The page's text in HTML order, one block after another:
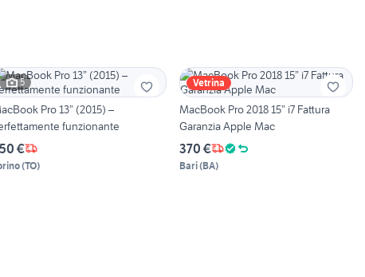
5
Pro 13” (2015) –
funzionante
€
(TO)
Vetrina
MacBook Pro 2018 15” i7 Fattura
Garanzia Apple Mac
370 €
Bari(BA)